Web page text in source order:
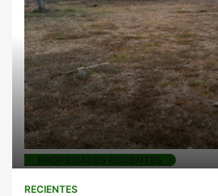
PROPIEDADES RECIENTES
RECIENTES